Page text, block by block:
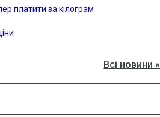
платити за кілограм
Всі новини »